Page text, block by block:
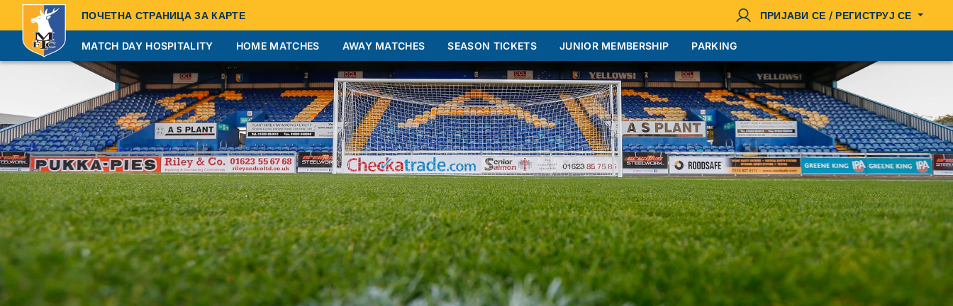
ПОЧЕТНА СТРАНИЦА ЗА КАРТЕ ПРИЈАВИ СЕ / РЕГИСТРУЈ СЕ
MATCH DAY HOSPITALITY HOME MATCHES AWAY MATCHES SEASON TICKETS JUNIOR MEMBERSHIP PARKING